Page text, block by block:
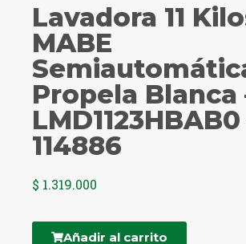
Lavadora 11
MABE
Propela Blanca
LMD1123HBAB0
114886
$ 1.319.000
Añadir al carrito